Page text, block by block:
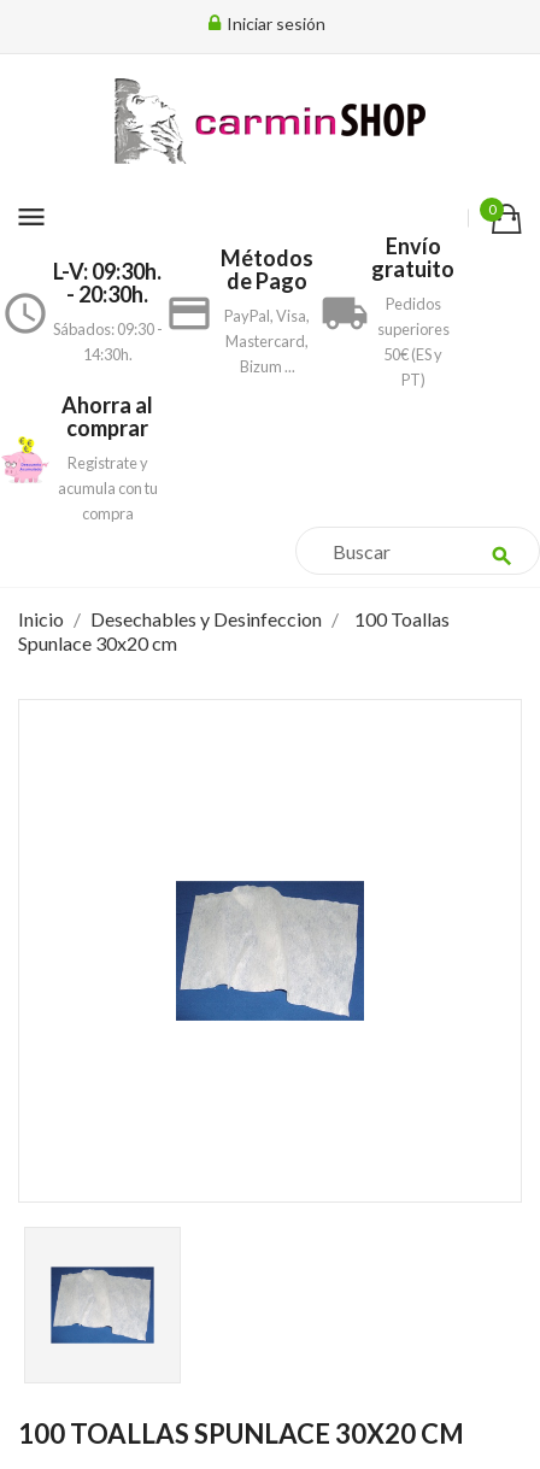
Iniciar sesión
menu 0
access_time
L-V: 09:30h.
- 20:30h.
Sábados: 09:30 -
14:30h.
payment
Métodos
de Pago
PayPal, Visa,
Mastercard,
Bizum ...
local_shipping
Envío
gratuito
Pedidos
superiores
50€ (ES y
PT)
Ahorra al
comprar
Registrate y
acumula con tu
compra
search
Inicio Desechables y Desinfeccion
100 Toallas
Spunlace 30x20 cm
100 TOALLAS SPUNLACE 30X20 CM